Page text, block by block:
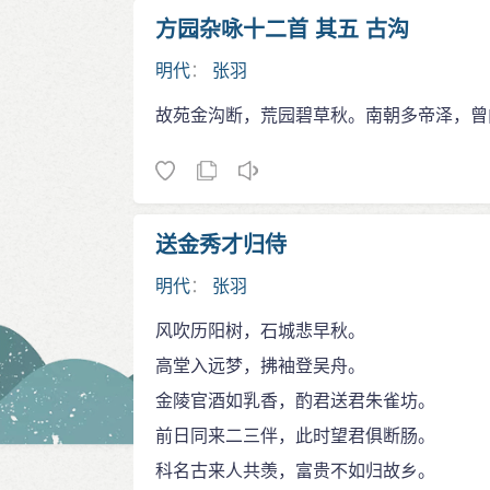
方园杂咏十二首 其五 古沟
明代： 张羽
故苑金沟断，荒园碧草秋。南朝多帝泽，
送金秀才归侍
明代： 张羽
风吹历阳树，石城悲早秋。
高堂入远梦，拂袖登吴舟。
金陵官酒如乳香，酌君送君朱雀坊。
前日同来二三伴，此时望君俱断肠。
科名古来人共羡，富贵不如归故乡。